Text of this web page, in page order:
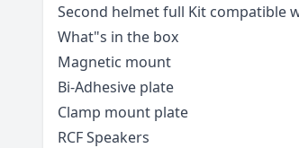
Second helmet full Kit compatible
What"s in the box
Magnetic mount
Bi-Adhesive plate
Clamp mount plate
RCF Speakers